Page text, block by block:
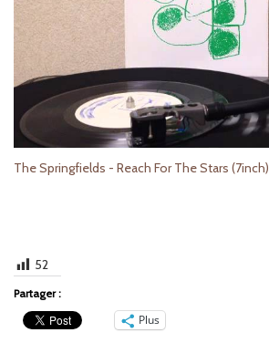
The Springfields - Reach For The Stars (7inch)
52
Partager :
Plus